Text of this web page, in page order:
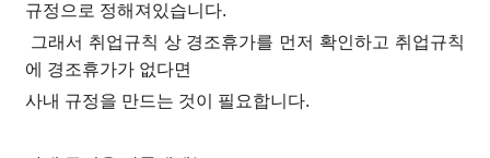
규정으로 정해져있습니다.
그래서 취업규칙 상 경조휴가를 먼저 확인하고 취업규칙
에 경조휴가가 없다면
사내 규정을 만드는 것이 필요합니다.